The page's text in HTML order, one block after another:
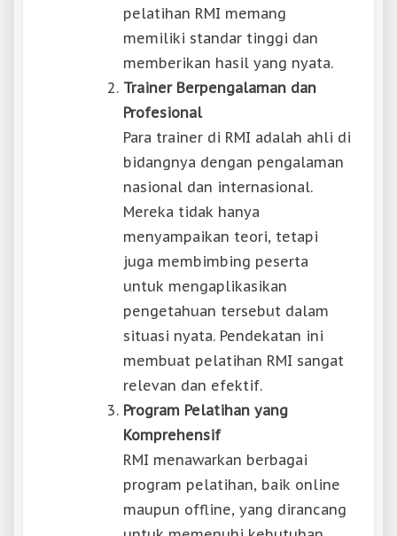
pelatihan RMI memang
memiliki standar tinggi dan
memberikan hasil yang nyata.
Trainer Berpengalaman dan
Profesional
Para trainer di RMI adalah ahli di
bidangnya dengan pengalaman
nasional dan internasional.
Mereka tidak hanya
menyampaikan teori, tetapi
juga membimbing peserta
untuk mengaplikasikan
pengetahuan tersebut dalam
situasi nyata. Pendekatan ini
membuat pelatihan RMI sangat
relevan dan efektif.
Program Pelatihan yang
Komprehensif
RMI menawarkan berbagai
program pelatihan, baik online
maupun offline, yang dirancang